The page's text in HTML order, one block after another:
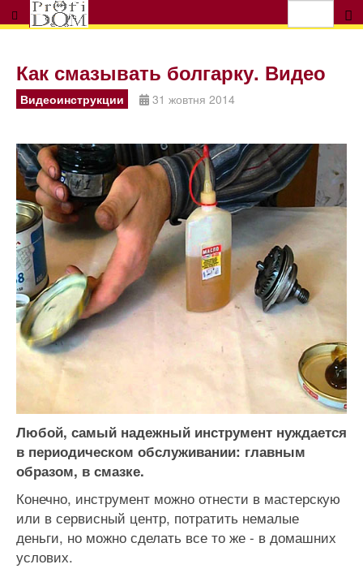
Как смазывать болгарку. Видео
Видеоинструкции 31 жовтня 2014
Любой, самый надежный инструмент нуждается
в периодическом обслуживании: главным
образом, в смазке.
Конечно, инструмент можно отнести в мастерскую
или в сервисный центр, потратить немалые
деньги, но можно сделать все то же - в домашних
услових.